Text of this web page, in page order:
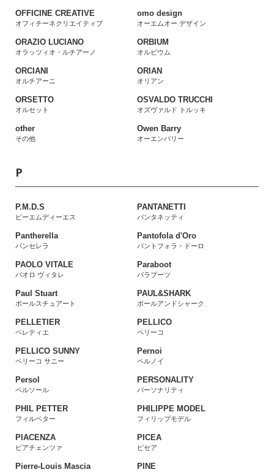
OFFICINE CREATIVE
オフィチーネクリエイティブ
omo design
オーエムオー デザイン
ORAZIO LUCIANO
オラッツィオ・ルチアーノ
ORBIUM
オルビウム
ORCIANI
オルチアーニ
ORIAN
オリアン
ORSETTO
オルセット
OSVALDO TRUCCHI
オズヴァルド トルッキ
other
その他
Owen Barry
オーエンバリー
P
P.M.D.S
ピーエムディーエス
PANTANETTI
パンタネッティ
Pantherella
パンセレラ
Pantofola d'Oro
パントフォラ・ドーロ
PAOLO VITALE
パオロ ヴィタレ
Paraboot
パラブーツ
Paul Stuart
ポールスチュアート
PAUL&SHARK
ポールアンドシャーク
PELLETIER
ペレティエ
PELLICO
ペリーコ
PELLICO SUNNY
ペリーコ サニー
Pernoi
ペルノイ
Persol
ペルソール
PERSONALITY
パーソナリティ
PHIL PETTER
フィルペター
PHILIPPE MODEL
フィリップモデル
PIACENZA
ピアチェンツァ
PICEA
ピセア
Pierre-Louis Mascia PINE